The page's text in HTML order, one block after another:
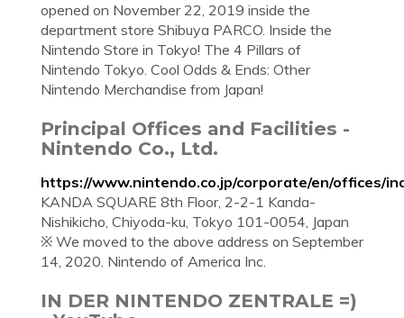
opened on November 22, 2019 inside the
department store Shibuya PARCO. Inside the
Nintendo Store in Tokyo! The 4 Pillars of
Nintendo Tokyo. Cool Odds & Ends: Other
Nintendo Merchandise from Japan!
Principal Offices and Facilities -
Nintendo Co., Ltd.
https://www.nintendo.co.jp/corporate/en/offices/
KANDA SQUARE 8th Floor, 2-2-1 Kanda-
Nishikicho, Chiyoda-ku, Tokyo 101-0054, Japan
※ We moved to the above address on September
14, 2020. Nintendo of America Inc.
IN DER NINTENDO ZENTRALE =)